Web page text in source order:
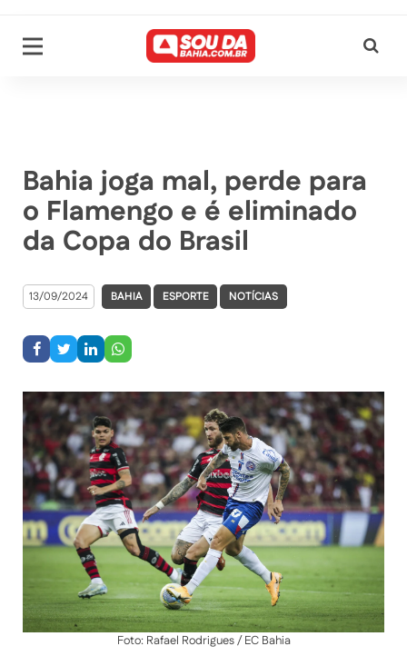
Bahia joga mal, perde para
o Flamengo e é eliminado
da Copa do Brasil
13/09/2024 BAHIA ESPORTE NOTÍCIAS
Foto: Rafael Rodrigues / EC Bahia